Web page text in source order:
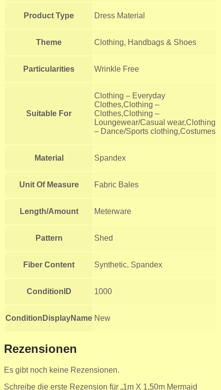
Product Type Dress Material
Theme Clothing, Handbags & Shoes
Particularities Wrinkle Free
Suitable For
Clothing – Everyday
Clothes,Clothing –
Clothes,Clothing –
Loungewear/Casual wear,Clothing
– Dance/Sports clothing,Costumes
Material Spandex
Unit Of Measure Fabric Bales
Length/Amount Meterware
Pattern Shed
Fiber Content Synthetic, Spandex
ConditionID 1000
ConditionDisplayName New
Rezensionen
Es gibt noch keine Rezensionen.
Schreibe die erste Rezension für „1m X 1,50m Mermaid